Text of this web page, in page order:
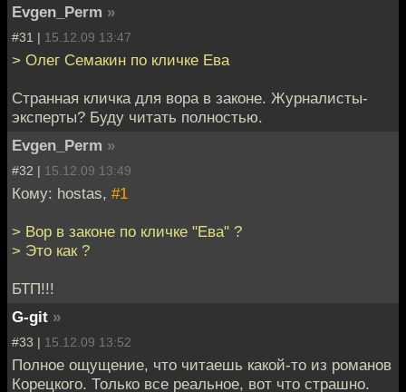
Evgen_Perm »
#31 | 15.12.09 13:47
> Олег Семакин по кличке Ева
Странная кличка для вора в законе. Журналисты-
эксперты? Буду читать полностью.
Evgen_Perm »
#32 | 15.12.09 13:49
Кому: hostas, #1
> Вор в законе по кличке "Ева" ?
> Это как ?
БТП!!!
G-git »
#33 | 15.12.09 13:52
Полное ощущение, что читаешь какой-то из романов
Корецкого. Только все реальное, вот что страшно.